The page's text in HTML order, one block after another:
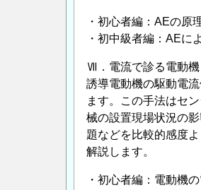
・初心者編：AEの原
・初中級者編：AEに
Ⅶ．電流で診る電動
誘導電動機の駆動電
ます。この手法はセ
械の設置現場状況の
題などを比較的感度
解説します。
・初心者編：電動機